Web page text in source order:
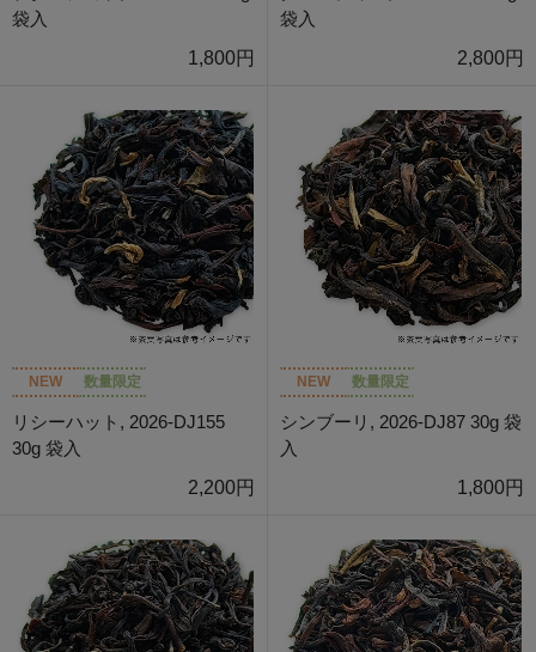
袋入
1,800円
袋入
2,800円
NEW 数量限定
リシーハット, 2026-DJ155
30g 袋入
2,200円
NEW 数量限定
シンブーリ, 2026-DJ87 30g 袋
入
1,800円